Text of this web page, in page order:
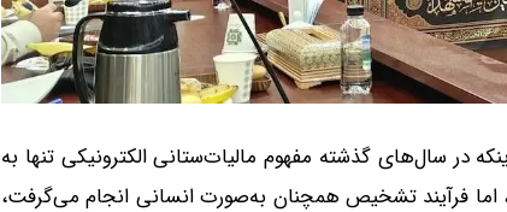
در سال‌های گذشته مفهوم مالیات‌ستانی الکترونیکی تنها به
اما فرآیند تشخیص همچنان به‌صورت انسانی انجام می‌گرفت،